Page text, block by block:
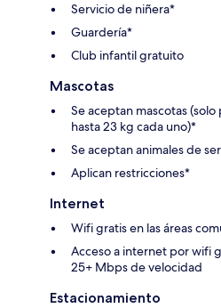
Servicio de niñera*
Guardería*
Club infantil gratuito
Mascotas
Se aceptan mascotas
hasta 23 kg cada uno)*
Se aceptan animales de
Aplican restricciones*
Internet
Wifi gratis en las áreas
Acceso a internet por wifi
25+ Mbps de velocidad
Estacionamiento